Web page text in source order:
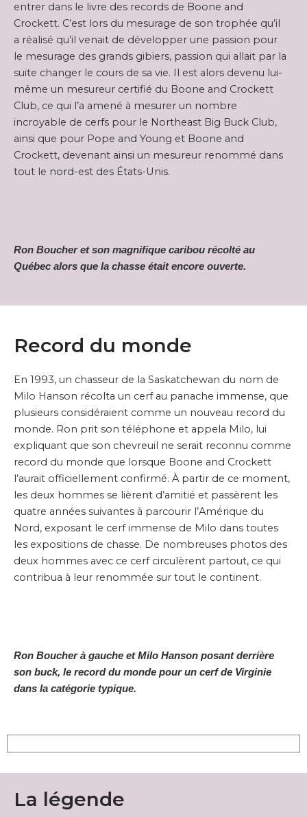
entrer dans le livre des records de Boone and
Crockett. C’est lors du mesurage de son trophée qu’il
a réalisé qu’il venait de développer une passion pour
le mesurage des grands gibiers, passion qui allait par la
suite changer le cours de sa vie. Il est alors devenu lui-
même un mesureur certifié du Boone and Crockett
Club, ce qui l’a amené à mesurer un nombre
incroyable de cerfs pour le Northeast Big Buck Club,
ainsi que pour Pope and Young et Boone and
Crockett, devenant ainsi un mesureur renommé dans
tout le nord-est des États-Unis.
Ron Boucher et son magnifique caribou récolté au
Québec alors que la chasse était encore ouverte.
Record du monde
En 1993, un chasseur de la Saskatchewan du nom de
Milo Hanson récolta un cerf au panache immense, que
plusieurs considéraient comme un nouveau record du
monde. Ron prit son téléphone et appela Milo, lui
expliquant que son chevreuil ne serait reconnu comme
record du monde que lorsque Boone and Crockett
l’aurait officiellement confirmé. À partir de ce moment,
les deux hommes se lièrent d’amitié et passèrent les
quatre années suivantes à parcourir l’Amérique du
Nord, exposant le cerf immense de Milo dans toutes
les expositions de chasse. De nombreuses photos des
deux hommes avec ce cerf circulèrent partout, ce qui
contribua à leur renommée sur tout le continent.
Ron Boucher à gauche et Milo Hanson posant derrière
son buck, le record du monde pour un cerf de Virginie
dans la catégorie typique.
La légende